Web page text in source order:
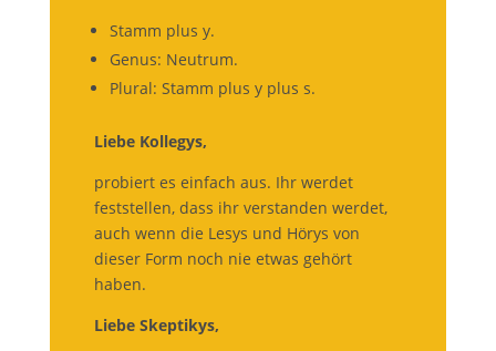
Stamm plus y.
Genus: Neutrum.
Plural: Stamm plus y plus s.
Liebe Kollegys,
probiert es einfach aus. Ihr werdet
feststellen, dass ihr verstanden werdet,
auch wenn die Lesys und Hörys von
dieser Form noch nie etwas gehört
haben.
Liebe Skeptikys,